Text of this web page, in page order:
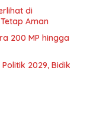
di
Aman
200 MP hingga
2029, Bidik